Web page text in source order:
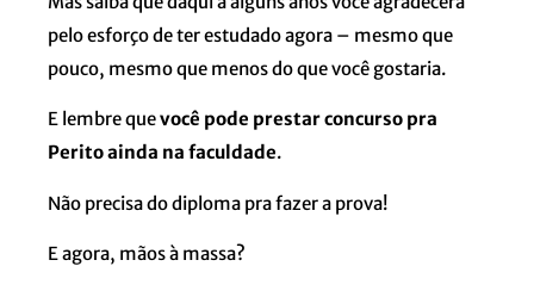
pelo esforço de ter estudado agora – mesmo que
pouco, mesmo que menos do que você gostaria.
E lembre quevocê pode prestar concurso pra
Perito ainda na faculdade.
Não precisa do diploma pra fazer a prova!
E agora, mãos à massa?